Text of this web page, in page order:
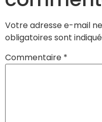
Votre adresse e-mail
obligatoires sont
Commentaire *